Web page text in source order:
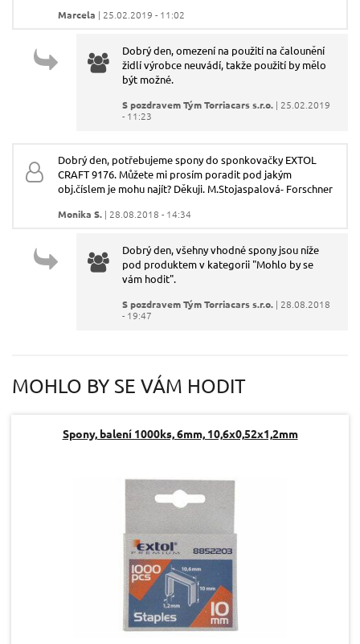
Dotaz:
Odeslat dotaz
Marcela | 25.02.2019 - 11:02
Dobrý den, omezení na použití na čalounění
židlí výrobce neuvádí, takže použití by mělo
být možné.
S pozdravem Tým Torriacars s.r.o. | 25.02.2019
- 11:23
Dobrý den, potřebujeme spony do sponkovačky EXTOL
CRAFT 9176. Můžete mi prosím poradit pod jakým
obj.číslem je mohu najít? Děkuji. M.Stojaspalová- Forschner
Monika S. | 28.08.2018 - 14:34
Dobrý den, všehny vhodné spony jsou níže
pod produktem v kategorii "Mohlo by se
vám hodit".
S pozdravem Tým Torriacars s.r.o. | 28.08.2018
- 19:47
MOHLO BY SE VÁM HODIT
Spony, balení 1000ks, 6mm, 10,6x0,52x1,2mm